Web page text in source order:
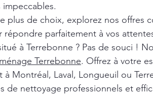
plus de choix, explorez nos offres
répondre parfaitement à vos
à Terrebonne ? Pas de souci !
Terrebonne. Offrez à votre
à Montréal, Laval, Longueuil ou
de nettoyage professionnels et